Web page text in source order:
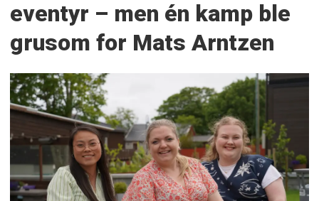
eventyr – men én kamp ble
grusom for Mats Arntzen